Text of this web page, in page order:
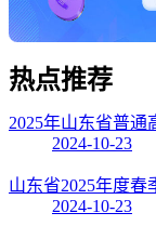
热点推荐
2025年山东省普通
2024-10-23
山东省2025年度春
2024-10-23